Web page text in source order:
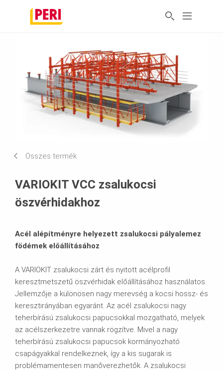
Összes termék
VARIOKIT VCC zsalukocsi
öszvérhidakhoz
Acél alépítményre helyezett zsalukocsi pályalemez
födémek előállításához
A VARIOKIT zsalukocsi zárt és nyitott acélprofil
keresztmetszetű öszvérhidak előállításához használatos.
Jellemzője a különösen nagy merevség a kocsi hossz- és
keresztirányában egyaránt. Az acél zsalukocsi nagy
teherbírású zsalukocsi papucsokkal mozgatható, melyek
az acélszerkezetre vannak rögzítve. Mivel a nagy
teherbírású zsalukocsi papucsok kormányozható
csapágyakkal rendelkeznek, így a kis sugarak is
problémamentesen manőverezhetők. A zsalukocsi